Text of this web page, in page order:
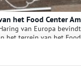
het Food Center
van Europa
het terrein van het Food
het kunstwerk, dat
achter metalen